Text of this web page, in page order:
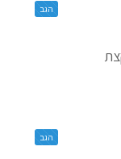
הגב
הגב